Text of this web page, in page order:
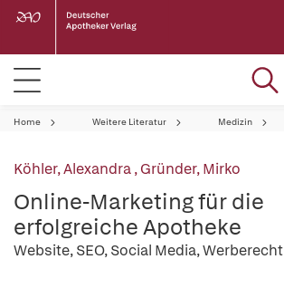
Home Weitere Literatur Medizin
Köhler, Alexandra,Gründer, Mirko
Online-Marketing für die
erfolgreiche Apotheke
Website, SEO, Social Media, Werberecht